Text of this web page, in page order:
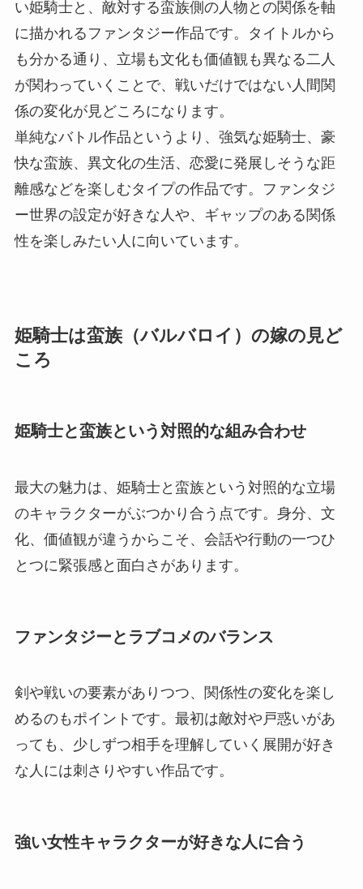
い姫騎士と、敵対する蛮族側の人物との関係を軸
に描かれるファンタジー作品です。タイトルから
も分かる通り、立場も文化も価値観も異なる二人
が関わっていくことで、戦いだけではない人間関
係の変化が見どころになります。
単純なバトル作品というより、強気な姫騎士、豪
快な蛮族、異文化の生活、恋愛に発展しそうな距
離感などを楽しむタイプの作品です。ファンタジ
ー世界の設定が好きな人や、ギャップのある関係
性を楽しみたい人に向いています。
姫騎士は蛮族（バルバロイ）の嫁の見ど
ころ
姫騎士と蛮族という対照的な組み合わせ
最大の魅力は、姫騎士と蛮族という対照的な立場
のキャラクターがぶつかり合う点です。身分、文
化、価値観が違うからこそ、会話や行動の一つひ
とつに緊張感と面白さがあります。
ファンタジーとラブコメのバランス
剣や戦いの要素がありつつ、関係性の変化を楽し
めるのもポイントです。最初は敵対や戸惑いがあ
っても、少しずつ相手を理解していく展開が好き
な人には刺さりやすい作品です。
強い女性キャラクターが好きな人に合う